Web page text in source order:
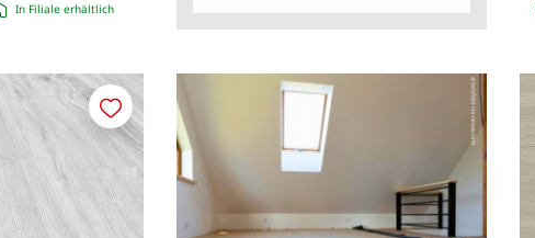
In Filiale erhältlich
Merken